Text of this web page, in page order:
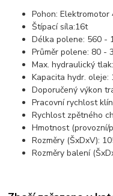
Pohon: Elektromotor
Štípací síla:16t
Délka polene: 560 -
Průměr polene: 80 -
Max. hydraulický
Kapacita hydr. oleje:
Doporučený výkon
Pracovní rychlost
Rychlost zpětného
Hmotnost (provozní/
Rozměry (ŠxDxV):
Rozměry balení